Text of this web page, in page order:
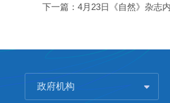
下一篇： 4月23日《自然》杂志
政府机构